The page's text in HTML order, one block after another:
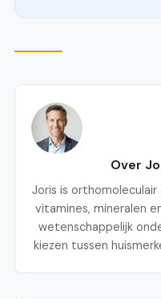
Over
Joris is orthomoleculair
vitamines, mineralen
wetenschappelijk
kiezen tussen